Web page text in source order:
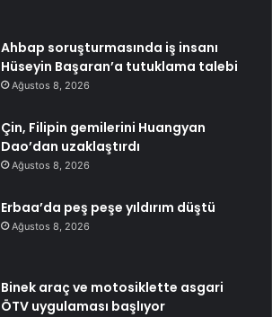
Ahbap soruşturmasında iş insanı
Hüseyin Başaran’a tutuklama talebi
Ağustos 8, 2026
Çin, Filipin gemilerini Huangyan
Dao’dan uzaklaştırdı
Ağustos 8, 2026
Erbaa’da peş peşe yıldırım düştü
Ağustos 8, 2026
Binek araç ve motosiklette asgari
ÖTV uygulaması başlıyor